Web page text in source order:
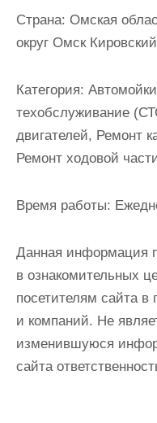
Страна: Омская
округ Омск
Категория:
техобслуживание
двигателей, Ремонт
Ремонт ходовой
Время работы:
Данная информация
в ознакомительных
посетителям сайта в
и компаний. Не
изменившуюся
сайта